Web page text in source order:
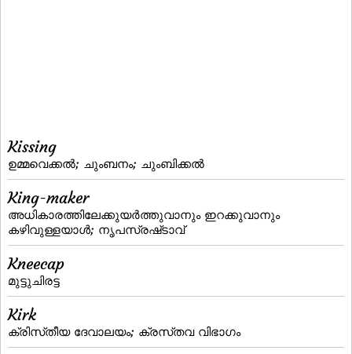
Kissing
ഉമ്മവെക്കല്‍; ചുംബനം; ചുംബിക്കല്‍
King-maker
അധികാരത്തിലേക്കുയര്‍ത്തുവാനും ഇറക്കുവാനും
കഴിവുള്ളയാള്‍; നൃപസ്രഷ്‌ടാവ്‌
Kneecap
മുട്ടുചിരട്ട
Kirk
ക്രിസ്‌തീയ ദേവാലയം; ക്രസ്‌തവ വിഭാഗം